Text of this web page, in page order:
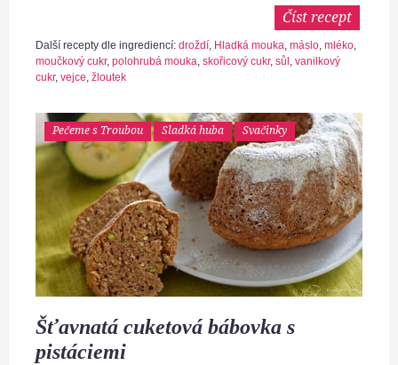
Číst recept
Další recepty dle ingrediencí: droždí, Hladká mouka, máslo, mléko,
moučkový cukr, polohrubá mouka, skořicový cukr, sůl, vanilkový
cukr, vejce, žloutek
Pečeme s Troubou Sladká huba Svačinky
Šťavnatá cuketová bábovka s
pistáciemi